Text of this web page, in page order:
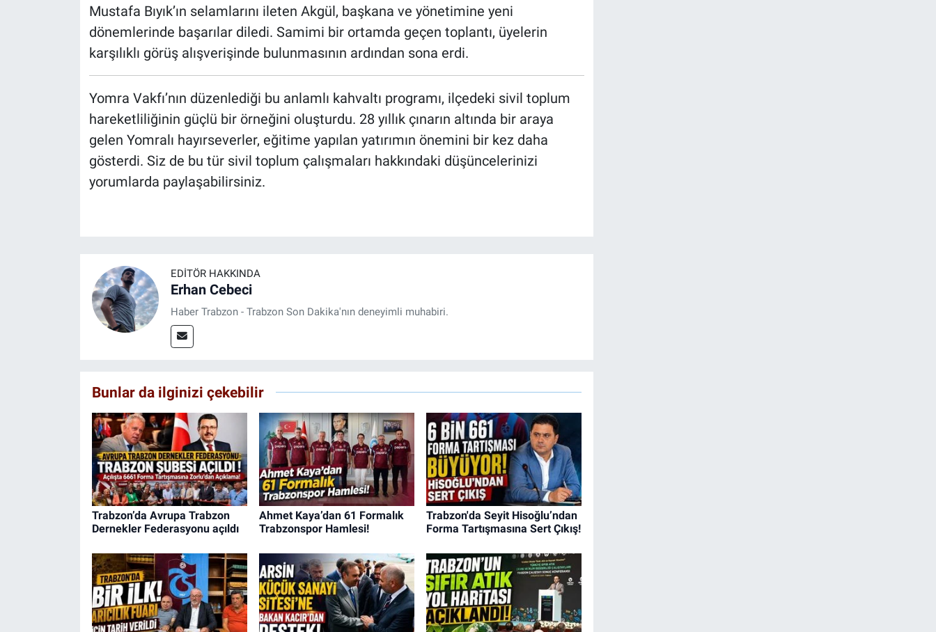
Mustafa Bıyık’ın selamlarını ileten Akgül, başkana ve yönetimine yeni
dönemlerinde başarılar diledi. Samimi bir ortamda geçen toplantı, üyelerin
karşılıklı görüş alışverişinde bulunmasının ardından sona erdi.
Yomra Vakfı’nın düzenlediği bu anlamlı kahvaltı programı, ilçedeki sivil toplum
hareketliliğinin güçlü bir örneğini oluşturdu. 28 yıllık çınarın altında bir araya
gelen Yomralı hayırseverler, eğitime yapılan yatırımın önemini bir kez daha
gösterdi. Siz de bu tür sivil toplum çalışmaları hakkındaki düşüncelerinizi
yorumlarda paylaşabilirsiniz.
EDITÖR HAKKINDA
Erhan Cebeci
Haber Trabzon - Trabzon Son Dakika'nın deneyimli muhabiri.
Bunlar da ilginizi çekebilir
Trabzon’da Avrupa Trabzon
Dernekler Federasyonu açıldı
Ahmet Kaya’dan 61 Formalık
Trabzonspor Hamlesi!
Trabzon'da Seyit Hisoğlu’ndan
Forma Tartışmasına Sert Çıkış!